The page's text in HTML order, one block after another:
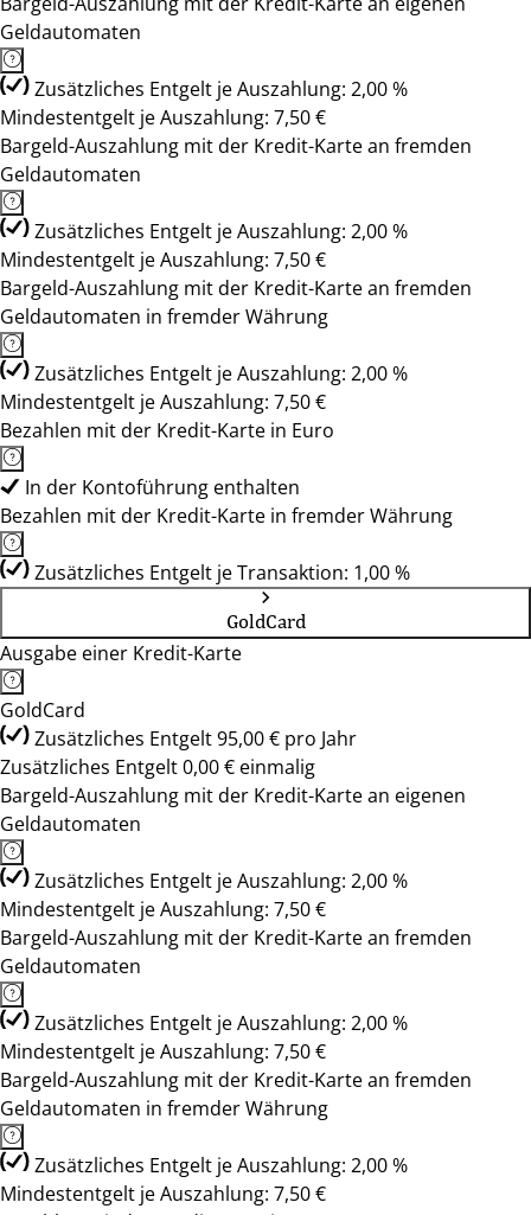
Geldautomaten
Zusätzliches Entgelt je Auszahlung: 2,00 %
Mindestentgelt je Auszahlung: 7,50 €
Bargeld-Auszahlung mit der Kredit-Karte an fremden
Geldautomaten
Zusätzliches Entgelt je Auszahlung: 2,00 %
Mindestentgelt je Auszahlung: 7,50 €
Bargeld-Auszahlung mit der Kredit-Karte an fremden
Geldautomaten in fremder Währung
Zusätzliches Entgelt je Auszahlung: 2,00 %
Mindestentgelt je Auszahlung: 7,50 €
Bezahlen mit der Kredit-Karte in Euro
In der Kontoführung enthalten
Bezahlen mit der Kredit-Karte in fremder Währung
Zusätzliches Entgelt je Transaktion: 1,00 %
GoldCard
Ausgabe einer Kredit-Karte
GoldCard
Zusätzliches Entgelt 95,00 € pro Jahr
Zusätzliches Entgelt 0,00 € einmalig
Bargeld-Auszahlung mit der Kredit-Karte an eigenen
Geldautomaten
Zusätzliches Entgelt je Auszahlung: 2,00 %
Mindestentgelt je Auszahlung: 7,50 €
Bargeld-Auszahlung mit der Kredit-Karte an fremden
Geldautomaten
Zusätzliches Entgelt je Auszahlung: 2,00 %
Mindestentgelt je Auszahlung: 7,50 €
Bargeld-Auszahlung mit der Kredit-Karte an fremden
Geldautomaten in fremder Währung
Zusätzliches Entgelt je Auszahlung: 2,00 %
Mindestentgelt je Auszahlung: 7,50 €